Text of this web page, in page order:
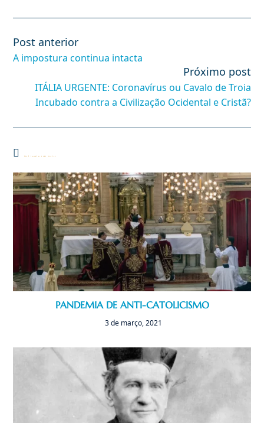
Leia
artigos
Post anterior
A impostura continua intacta
Próximo post
ITÁLIA URGENTE: Coronavírus ou Cavalo de Troia
Incubado contra a Civilização Ocidental e Cristã?
PANDEMIA DE ANTI-CATOLICISMO
3 de março, 2021